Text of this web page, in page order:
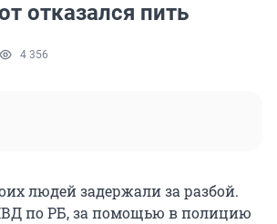
отказался пить
4 356
людей задержали за разбой.
по РБ, за помощью в полицию